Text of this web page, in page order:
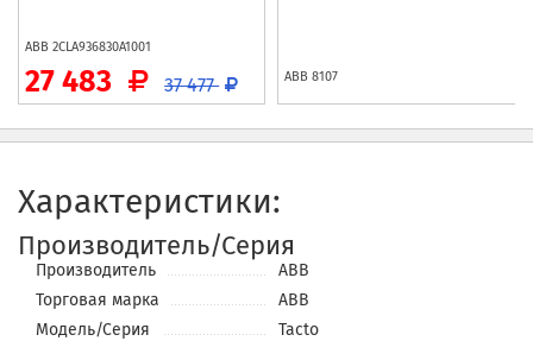
ABB 2CLA936830A1001
27 483 37 477 ABB 8107
Характеристики:
Производитель/Серия
Производитель
ABB
Торговая марка
ABB
Модель/Серия
Tacto